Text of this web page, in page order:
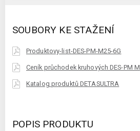
SOUBORY KE STAŽENÍ
Produktovy-list-DES-PM-M25-6G
Ceník průchodek kruhových DES-PM M
Katalog produktů DETASULTRA
POPIS PRODUKTU